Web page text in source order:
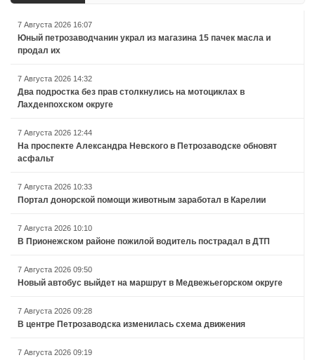
7 Августа 2026 16:07
Юный петрозаводчанин украл из магазина 15 пачек масла и
продал их
7 Августа 2026 14:32
Два подростка без прав столкнулись на мотоциклах в
Лахденпохском округе
7 Августа 2026 12:44
На проспекте Александра Невского в Петрозаводске обновят
асфальт
7 Августа 2026 10:33
Портал донорской помощи животным заработал в Карелии
7 Августа 2026 10:10
В Прионежском районе пожилой водитель пострадал в ДТП
7 Августа 2026 09:50
Новый автобус выйдет на маршрут в Медвежьегорском округе
7 Августа 2026 09:28
В центре Петрозаводска изменилась схема движения
7 Августа 2026 09:19